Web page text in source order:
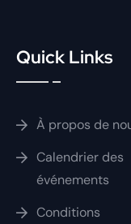
Quick Links
À propos de
Calendrier des
événements
Conditions